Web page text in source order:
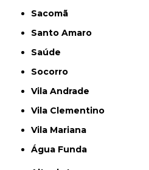
Sacomã
Santo Amaro
Saúde
Socorro
Vila Andrade
Vila Clementino
Vila Mariana
Água Funda